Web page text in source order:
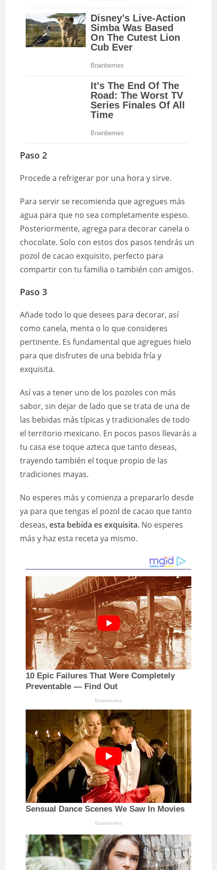
Paso 2
Procede a refrigerar por una hora y sirve.
Para servir se recomienda que agregues más
agua para que no sea completamente espeso.
Posteriormente, agrega para decorar canela o
chocolate. Solo con estos dos pasos tendrás un
pozol de cacao exquisito, perfecto para
compartir con tu familia o también con amigos.
Paso 3
Añade todo lo que desees para decorar, así
como canela, menta o lo que consideres
pertinente. Es fundamental que agregues hielo
para que disfrutes de una bebida fría y
exquisita.
Así vas a tener uno de los pozoles con más
sabor, sin dejar de lado que se trata de una de
las bebidas más típicas y tradicionales de todo
el territorio mexicano. En pocos pasos llevarás a
tu casa ese toque azteca que tanto deseas,
trayendo también el toque propio de las
tradiciones mayas.
No esperes más y comienza a prepararlo desde
ya para que tengas el pozol de cacao que tanto
deseas,esta bebida es exquisita. No esperes
más y haz esta receta ya mismo.